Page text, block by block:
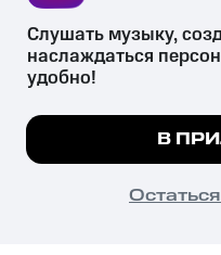
психотропных веществ, их
их незаконный оборот
законодательством
© 2026 ООО «КИОН».
Все права защищены
Мы используем куки,
Подробнее
Слушать музыку,
наслаждаться
удобно!
В